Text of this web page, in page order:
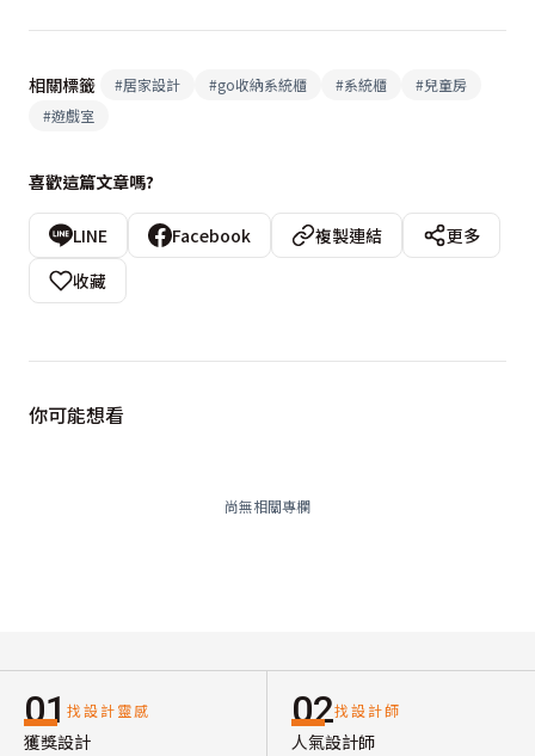
相關標籤 #居家設計 #go收納系統櫃 #系統櫃 #兒童房
#遊戲室
喜歡這篇文章嗎?
LINE Facebook 複製連結
更多
收藏
你可能想看
尚無相關專欄
01 找設計靈感
獲獎設計
02找設計師
人氣設計師